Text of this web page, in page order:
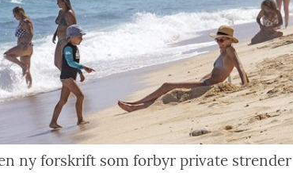
ny forskrift som forbyr private